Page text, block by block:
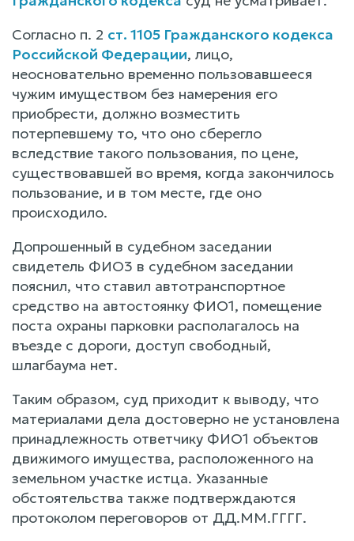
Согласно п. 2 ст. 1105 Гражданского кодекса
Российской Федерации, лицо,
неосновательно временно пользовавшееся
чужим имуществом без намерения его
приобрести, должно возместить
потерпевшему то, что оно сберегло
вследствие такого пользования, по цене,
существовавшей во время, когда закончилось
пользование, и в том месте, где оно
происходило.
Допрошенный в судебном заседании
свидетель ФИО3 в судебном заседании
пояснил, что ставил автотранспортное
средство на автостоянку ФИО1, помещение
поста охраны парковки располагалось на
въезде с дороги, доступ свободный,
шлагбаума нет.
Таким образом, суд приходит к выводу, что
материалами дела достоверно не установлена
принадлежность ответчику ФИО1 объектов
движимого имущества, расположенного на
земельном участке истца. Указанные
обстоятельства также подтверждаются
протоколом переговоров от ДД.ММ.ГГГГ.